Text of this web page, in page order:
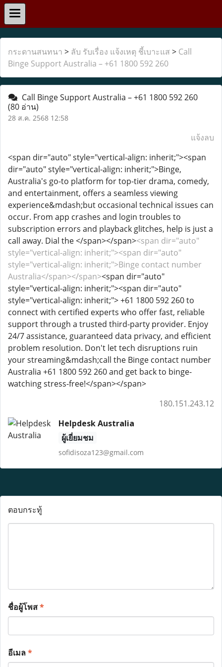
กระดานสนทนา > ลับ รับเรื่อง แจ้งเหตุ ชี้เบาะแส > Call
Binge Support Australia – +61 1800 592 260
Call Binge Support Australia – +61 1800 592 260
(80 อ่าน)
28 ส.ค. 2568 12:58
แจ้งลบ
<span dir="auto" style="vertical-align: inherit;"><span
dir="auto" style="vertical-align: inherit;">Binge,
Australia's go-to platform for top-tier drama, comedy,
and entertainment, offers a seamless viewing
experience&mdash;but occasional technical issues can
occur. From app crashes and login troubles to
subscription errors and playback glitches, help is just a
call away. Dial the </span></span><span dir="auto"
style="vertical-align: inherit;"><span dir="auto"
style="vertical-align: inherit;">Binge contact number
Australia</span></span><span dir="auto"
style="vertical-align: inherit;"><span dir="auto"
style="vertical-align: inherit;"> +61 1800 592 260 to
connect with certified experts who offer fast, reliable
support through a trusted third-party provider. Enjoy
24/7 assistance, guaranteed data privacy, and efficient
problem resolution. Don't let tech disruptions ruin
your streaming&mdash;call the Binge contact number
Australia +61 1800 592 260 and get back to binge-
watching stress-free!</span></span>
180.151.243.12
Helpdesk Australia
ผู้เยี่ยมชม
sofidisoza123@gmail.com
ตอบกระทู้
ชื่อผู้โพส*
อีเมล*